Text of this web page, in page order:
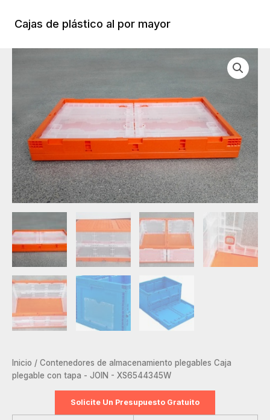
contenido
Cajas de plástico al por mayor
Inicio / Contenedores de almacenamiento plegables Caja
plegable con tapa - JOIN - XS6544345W
Solicite Un Presupuesto Gratuito